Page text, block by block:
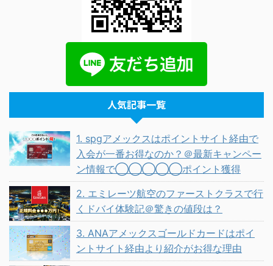
人気記事一覧
1. spgアメックスはポイントサイト経由で
入会が一番お得なのか？＠最新キャンペー
ン情報で◯◯◯◯◯ポイント獲得
2. エミレーツ航空のファーストクラスで行
くドバイ体験記＠驚きの値段は？
3. ANAアメックスゴールドカードはポイ
ントサイト経由より紹介がお得な理由